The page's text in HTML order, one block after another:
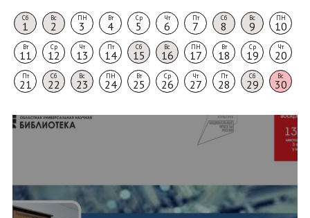
Сб
1
Вс
2
ПН
3
Вт
4
Ср
5
Чт
6
Пт
7
Сб
8
Вс
9
ПН
10
Вт
11
Ср
12
Чт
13
Пт
14
Сб
15
Вс
16
ПН
17
Вт
18
Ср
19
Чт
20
Пт
21
Сб
22
Вс
23
ПН
24
Вт
25
Ср
26
Чт
27
Пт
28
Сб
29
Вс
30